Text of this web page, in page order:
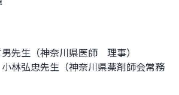
先生（神奈川県医師　理事）
林弘忠先生（神奈川県薬剤師会常務